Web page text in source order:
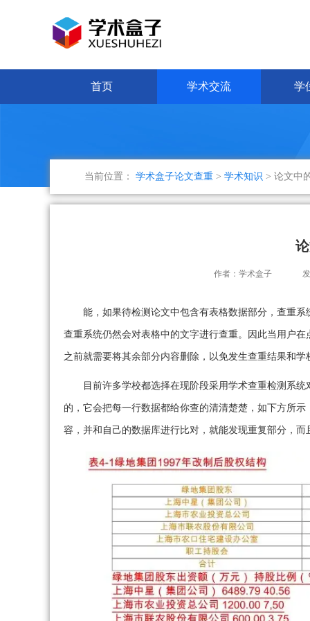
首页 学术交流 学
当前位置： 学术盒子论文查重 > 学术知识 > 论文中
作者：学术盒子
能，如果待检测论文中包含有表格数据部分，查重
查重系统仍然会对表格中的文字进行查重。因此当用户
之前就需要将其余部分内容删除，以免发生查重结果和
目前许多学校都选择在现阶段采用学术查重检测系
的，它会把每一行数据都给你查的清清楚楚，如下方所
容，并和自己的数据库进行比对，就能发现重复部分，